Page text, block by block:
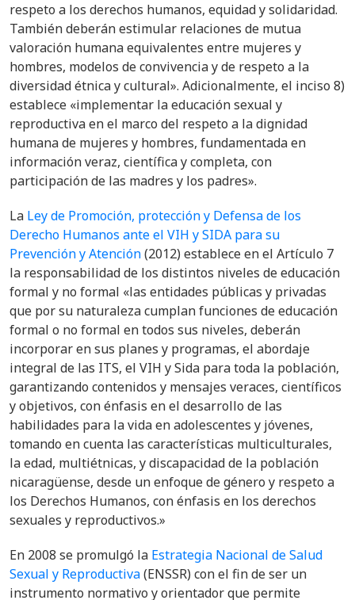
respeto a los derechos humanos, equidad y solidaridad.
También deberán estimular relaciones de mutua
valoración humana equivalentes entre mujeres y
hombres, modelos de convivencia y de respeto a la
diversidad étnica y cultural». Adicionalmente, el inciso 8)
establece «implementar la educación sexual y
reproductiva en el marco del respeto a la dignidad
humana de mujeres y hombres, fundamentada en
información veraz, científica y completa, con
participación de las madres y los padres».
La Ley de Promoción, protección y Defensa de los
Derecho Humanos ante el VIH y SIDA para su
Prevención y Atención(2012) establece en el Artículo 7
la responsabilidad de los distintos niveles de educación
formal y no formal «las entidades públicas y privadas
que por su naturaleza cumplan funciones de educación
formal o no formal en todos sus niveles, deberán
incorporar en sus planes y programas, el abordaje
integral de las ITS, el VIH y Sida para toda la población,
garantizando contenidos y mensajes veraces, científicos
y objetivos, con énfasis en el desarrollo de las
habilidades para la vida en adolescentes y jóvenes,
tomando en cuenta las características multiculturales,
la edad, multiétnicas, y discapacidad de la población
nicaragüense, desde un enfoque de género y respeto a
los Derechos Humanos, con énfasis en los derechos
sexuales y reproductivos.»
En 2008 se promulgó la Estrategia Nacional de Salud
Sexual y Reproductiva(ENSSR) con el fin de ser un
instrumento normativo y orientador que permite